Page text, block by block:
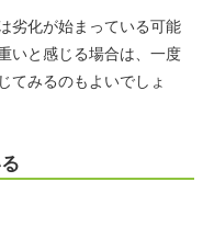
劣化が始まっている可能
いと感じる場合は、一度
てみるのもよいでしょ